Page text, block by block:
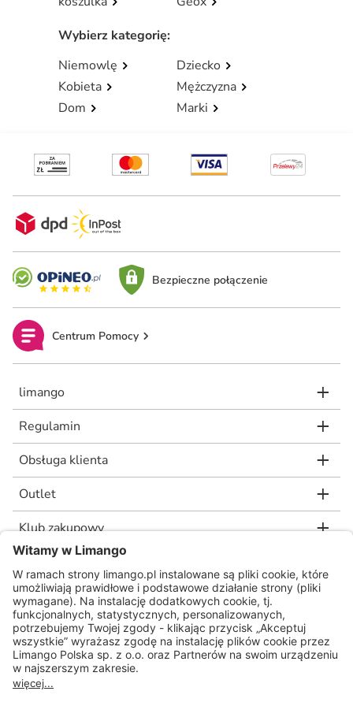
Wybierz kategorię:
Niemowlę
Dziecko
Kobieta
Mężczyzna
Dom
Marki
Bezpieczne połączenie
Centrum Pomocy
limango
Regulamin
Obsługa klienta
Outlet
Klub zakupowy